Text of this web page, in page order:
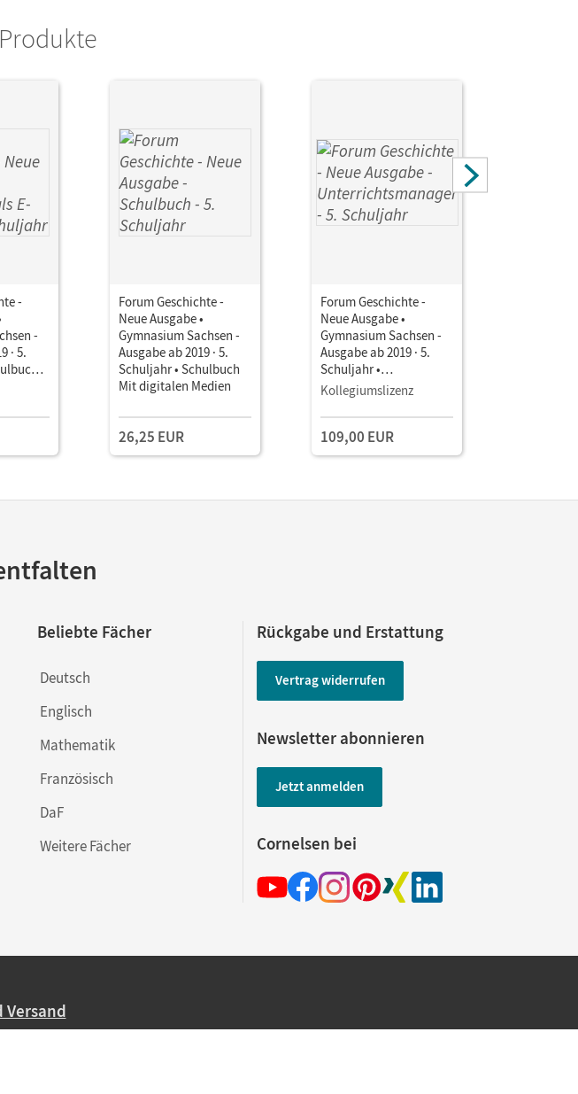
-
-
· 5.
Forum Geschichte -
Neue Ausgabe •
Gymnasium Sachsen -
Ausgabe ab 2019 · 5.
Schuljahr • Schulbuch
Mit digitalen Medien
26,25 EUR
Forum Geschichte -
Neue Ausgabe •
Gymnasium Sachsen -
Ausgabe ab 2019 · 5.
Schuljahr •
Unterrichtsmanager E-
Book mit
Lehrkräftematerialien
und Planungstools
Kollegiumslizenz
109,00 EUR
Beliebte Fächer
Deutsch
Englisch
Mathematik
Französisch
DaF
Weitere Fächer
Rückgabe und Erstattung
Vertrag widerrufen
Newsletter abonnieren
Jetzt anmelden
Cornelsen bei
Versand
liefern wir versandkostenfrei innerhalb Deutschlands